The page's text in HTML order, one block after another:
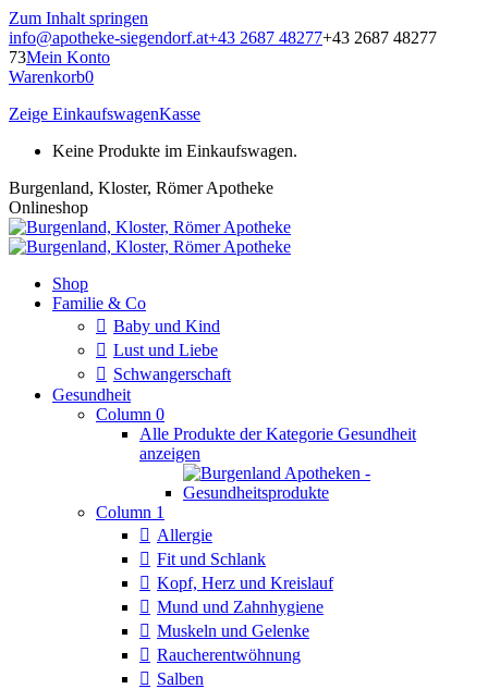
Zum Inhalt springen
info@apotheke-siegendorf.at+43 2687 48277+43 2687 48277
73Mein Konto
Warenkorb0
Zeige EinkaufswagenKasse
Keine Produkte im Einkaufswagen.
Burgenland, Kloster, Römer Apotheke
Onlineshop
Shop
Familie & Co
Baby und Kind
Lust und Liebe
Schwangerschaft
Gesundheit
Column 0
Alle Produkte der Kategorie Gesundheit
anzeigen
Column 1
Allergie
Fit und Schlank
Kopf, Herz und Kreislauf
Mund und Zahnhygiene
Muskeln und Gelenke
Raucherentwöhnung
Salben